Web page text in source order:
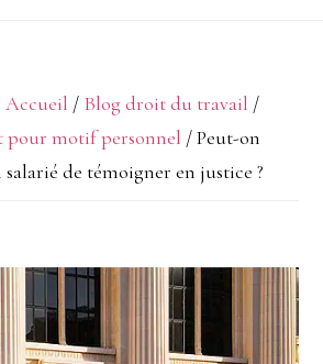
Accueil / Blog droit du travail /
pour motif personnel /Peut-on
de témoigner en justice ?